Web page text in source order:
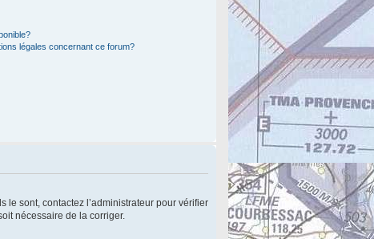
légales concernant ce forum?
le sont, contactez l’administrateur pour vérifier
nécessaire de la corriger.